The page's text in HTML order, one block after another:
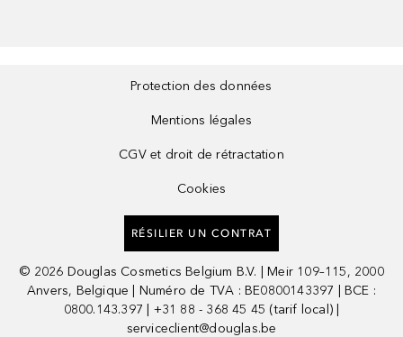
Protection des données
Mentions légales
CGV et droit de rétractation
Cookies
RÉSILIER UN CONTRAT
© 2026 Douglas Cosmetics Belgium B.V. | Meir 109–115, 2000
Anvers, Belgique | Numéro de TVA : BE0800143397 | BCE :
0800.143.397 | +31 88 - 368 45 45 (tarif local) |
serviceclient@douglas.be